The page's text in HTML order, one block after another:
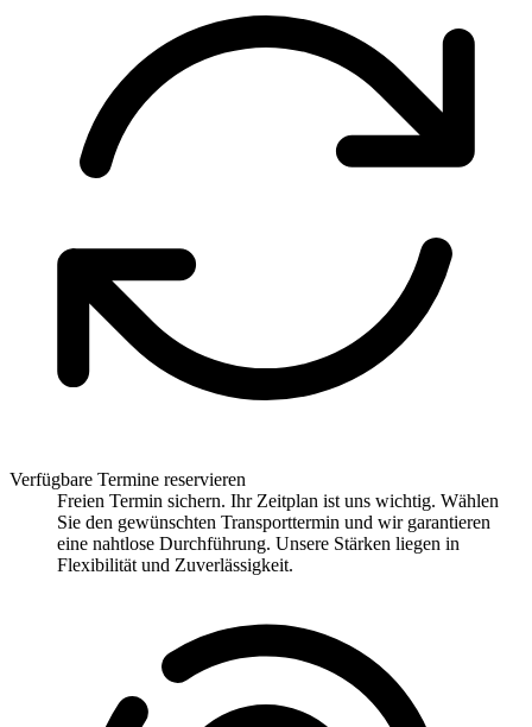
Verfügbare Termine reservieren
Freien Termin sichern. Ihr Zeitplan ist uns wichtig. Wählen
Sie den gewünschten Transporttermin und wir garantieren
eine nahtlose Durchführung. Unsere Stärken liegen in
Flexibilität und Zuverlässigkeit.